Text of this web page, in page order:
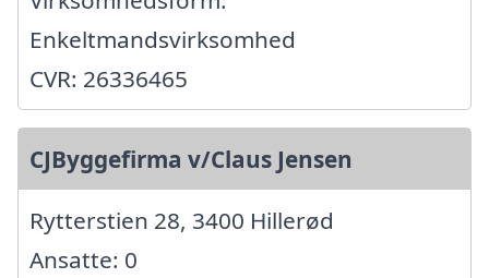
Enkeltmandsvirksomhed
CVR: 26336465
CJByggefirma v/Claus Jensen
Rytterstien 28, 3400 Hillerød
Ansatte: 0